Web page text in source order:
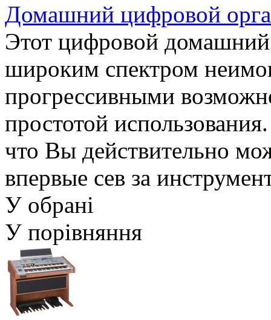
Домашний цифровой
Этот цифровой домашний
широким спектром
прогрессивными
простотой
что Вы действительно
впервые сев за
У обрані
У порівняння